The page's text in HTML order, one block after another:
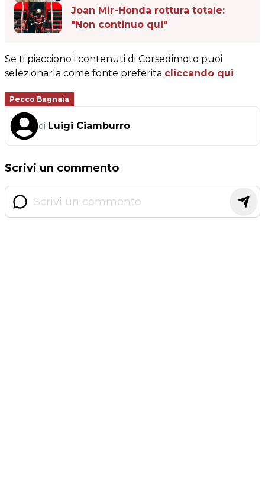
Joan Mir-Honda rottura totale:
"Non continuo qui"
Se ti piacciono i contenuti di Corsedimoto puoi
selezionarla come fonte preferita cliccando qui
Pecco Bagnaia
di Luigi Ciamburro
Scrivi un commento